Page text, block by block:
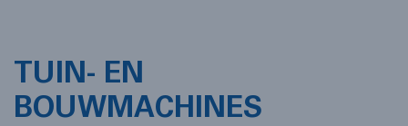
TUIN- EN
BOUWMACHINES